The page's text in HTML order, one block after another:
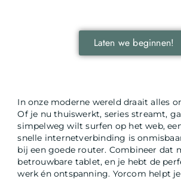
In onze moderne wereld draait alles
Of je nu thuiswerkt, series streamt,
simpelweg wilt surfen op het web,
snelle internetverbinding is
bij een goede router. Combineer dat
betrouwbare tablet, en je hebt de
werk én ontspanning. Yorcom helpt
Laten we beginnen!